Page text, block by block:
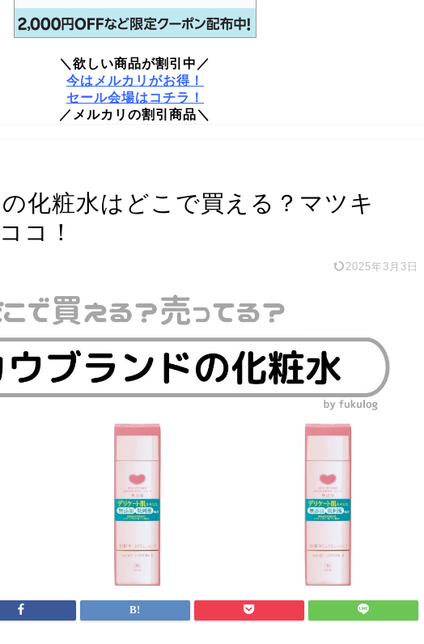
＼欲しい商品が割引中／
今はメルカリがお得！
セール会場はコチラ！
／メルカリの割引商品＼
化粧水はどこで買える？マツキ
コ！
2025年3月3日